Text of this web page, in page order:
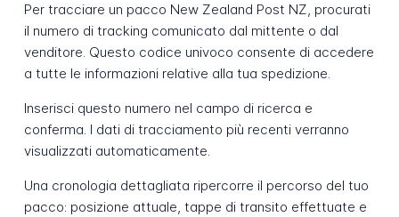
Per tracciare un pacco New Zealand Post NZ, procurati
il numero di tracking comunicato dal mittente o dal
venditore. Questo codice univoco consente di accedere
a tutte le informazioni relative alla tua spedizione.
Inserisci questo numero nel campo di ricerca e
conferma. I dati di tracciamento più recenti verranno
visualizzati automaticamente.
Una cronologia dettagliata ripercorre il percorso del tuo
pacco: posizione attuale, tappe di transito effettuate e